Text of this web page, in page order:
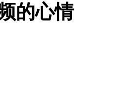
年人不得独处
的心情